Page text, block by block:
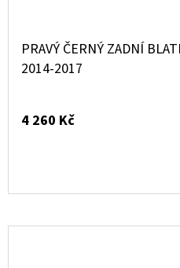
PRAVÝ ČERNÝ ZADNÍ
2014-2017
4 260 Kč